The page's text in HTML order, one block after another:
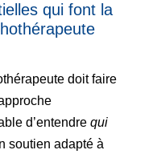
qui font la
doit faire
d’entendre qui
soutien adapté à